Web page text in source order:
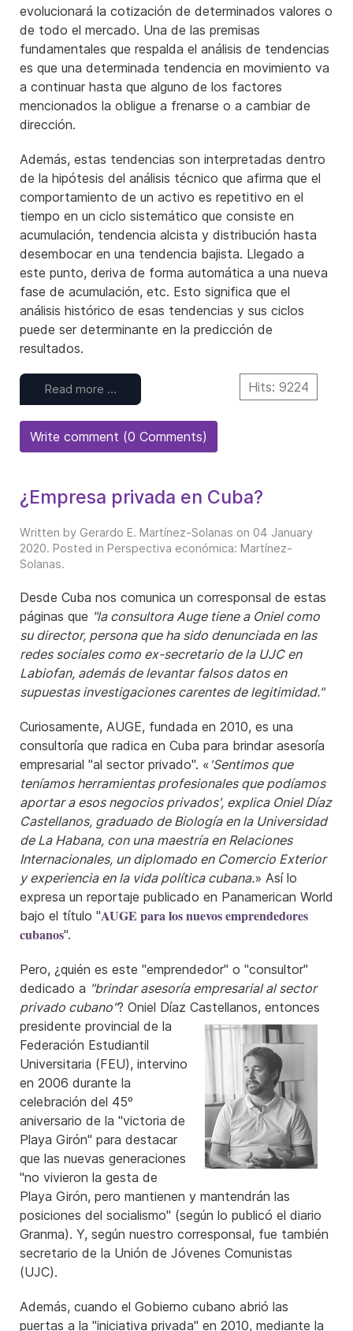
evolucionará la cotización de determinados valores o
de todo el mercado. Una de las premisas
fundamentales que respalda el análisis de tendencias
es que una determinada tendencia en movimiento va
a continuar hasta que alguno de los factores
mencionados la obligue a frenarse o a cambiar de
dirección.
Además, estas tendencias son interpretadas dentro
de la hipótesis del análisis técnico que afirma que el
comportamiento de un activo es repetitivo en el
tiempo en un ciclo sistemático que consiste en
acumulación, tendencia alcista y distribución hasta
desembocar en una tendencia bajista. Llegado a
este punto, deriva de forma automática a una nueva
fase de acumulación, etc. Esto significa que el
análisis histórico de esas tendencias y sus ciclos
puede ser determinante en la predicción de
resultados.
Read more … Hits: 9224
Write comment (0 Comments)
¿Empresa privada en Cuba?
Written by Gerardo E. Martínez-Solanas on 04 January
2020. Posted in Perspectiva económica: Martínez-
Solanas.
Desde Cuba nos comunica un corresponsal de estas
páginas que "la consultora Auge tiene a Oniel como
su director, persona que ha sido denunciada en las
redes sociales como ex-secretario de la UJC en
Labiofan, además de levantar falsos datos en
supuestas investigaciones carentes de legitimidad."
Curiosamente, AUGE, fundada en 2010, es una
consultoría que radica en Cuba para brindar asesoría
empresarial "al sector privado". « 'Sentimos que
teníamos herramientas profesionales que podíamos
aportar a esos negocios privados', explica Oniel Díaz
Castellanos, graduado de Biología en la Universidad
de La Habana, con una maestría en Relaciones
Internacionales, un diplomado en Comercio Exterior
y experiencia en la vida política cubana.» Así lo
expresa un reportaje publicado en Panamerican World
bajo el título "AUGE para los nuevos emprendedores
cubanos".
Pero, ¿quién es este "emprendedor" o "consultor"
dedicado a "brindar asesoría empresarial al sector
privado cubano"? Oniel Díaz Castellanos, entonces
presidente provincial de la
Federación Estudiantil
Universitaria (FEU), intervino
en 2006 durante la
celebración del 45º
aniversario de la "victoria de
Playa Girón" para destacar
que las nuevas generaciones
"no vivieron la gesta de
Playa Girón, pero mantienen y mantendrán las
posiciones del socialismo" (según lo publicó el diario
Granma). Y, según nuestro corresponsal, fue también
secretario de la Unión de Jóvenes Comunistas
(UJC).
Además, cuando el Gobierno cubano abrió las
puertas a la "iniciativa privada" en 2010, mediante la